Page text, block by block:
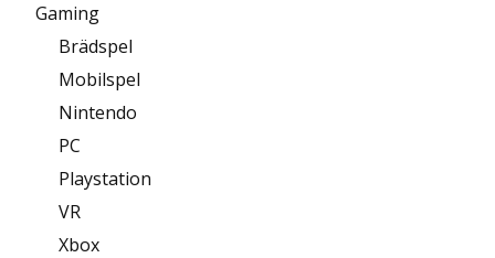
Gaming
Brädspel
Mobilspel
Nintendo
PC
Playstation
VR
Xbox